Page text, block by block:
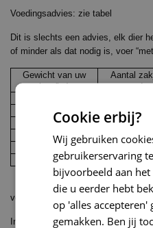
Voedingsadvies: zie tabel
Dit is slechts een advies, elk dier
of minder als dat nodig is, voer
Gewicht van uw
kat (kg)
Aantal
per dag
3
2 1/3 – 3
4
3 – 4
5
3 1/2 – 4
7+
3/4 per
vers water moet dagelijks ter
Inhoud: 12x85 gr
Cookie erbij?
Wij gebruiken
gebruikerservaring
bijvoorbeeld aan
die u eerder hebt
op 'alles accepteren'
gemakken. Ben jij